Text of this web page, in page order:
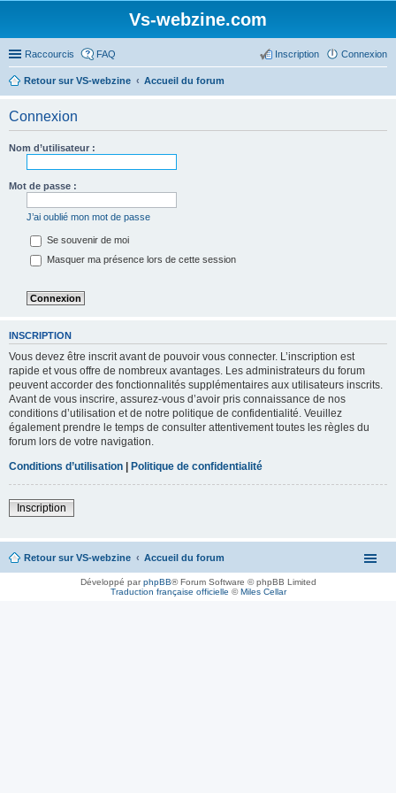
Vs-webzine.com
Raccourcis FAQ Connexion
Inscription
Retour sur VS-webzine Accueil du forum
Connexion
Nom d’utilisateur :
Mot de passe :
J’ai oublié mon mot de passe
Se souvenir de moi
Masquer ma présence lors de cette session
INSCRIPTION
Vous devez être inscrit avant de pouvoir vous connecter. L’inscription est
rapide et vous offre de nombreux avantages. Les administrateurs du forum
peuvent accorder des fonctionnalités supplémentaires aux utilisateurs inscrits.
Avant de vous inscrire, assurez-vous d’avoir pris connaissance de nos
conditions d’utilisation et de notre politique de confidentialité. Veuillez
également prendre le temps de consulter attentivement toutes les règles du
forum lors de votre navigation.
Conditions d’utilisation | Politique de confidentialité
Inscription
Retour sur VS-webzine Accueil du forum
Développé parphpBB® Forum Software © phpBB Limited
Traduction française officielle ©Miles Cellar